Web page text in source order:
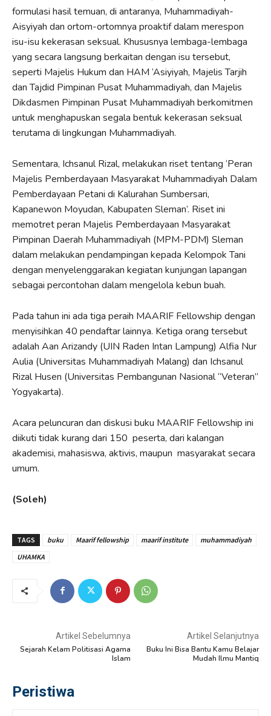
formulasi hasil temuan, di antaranya, Muhammadiyah-
Aisyiyah dan ortom-ortomnya proaktif dalam merespon
isu-isu kekerasan seksual. Khususnya lembaga-lembaga
yang secara langsung berkaitan dengan isu tersebut,
seperti Majelis Hukum dan HAM ‘Asiyiyah, Majelis Tarjih
dan Tajdid Pimpinan Pusat Muhammadiyah, dan Majelis
Dikdasmen Pimpinan Pusat Muhammadiyah berkomitmen
untuk menghapuskan segala bentuk kekerasan seksual
terutama di lingkungan Muhammadiyah.
Sementara, Ichsanul Rizal, melakukan riset tentang ‘Peran
Majelis Pemberdayaan Masyarakat Muhammadiyah Dalam
Pemberdayaan Petani di Kalurahan Sumbersari,
Kapanewon Moyudan, Kabupaten Sleman’. Riset ini
memotret peran Majelis Pemberdayaan Masyarakat
Pimpinan Daerah Muhammadiyah (MPM-PDM) Sleman
dalam melakukan pendampingan kepada Kelompok Tani
dengan menyelenggarakan kegiatan kunjungan lapangan
sebagai percontohan dalam mengelola kebun buah.
Pada tahun ini ada tiga peraih MAARIF Fellowship dengan
menyisihkan 40 pendaftar lainnya. Ketiga orang tersebut
adalah Aan Arizandy (UIN Raden Intan Lampung) Alfia Nur
Aulia (Universitas Muhammadiyah Malang) dan Ichsanul
Rizal Husen (Universitas Pembangunan Nasional “Veteran”
Yogyakarta).
Acara peluncuran dan diskusi buku MAARIF Fellowship ini
diikuti tidak kurang dari 150 peserta, dari kalangan
akademisi, mahasiswa, aktivis, maupun masyarakat secara
umum.
(Soleh)
TAGS buku Maarif fellowship maarif institute
muhammadiyah
UHAMKA
Artikel Sebelumnya
Sejarah Kelam Politisasi Agama
Islam
Artikel Selanjutnya
Buku Ini Bisa Bantu Kamu Belajar
Mudah Ilmu Mantiq
Peristiwa